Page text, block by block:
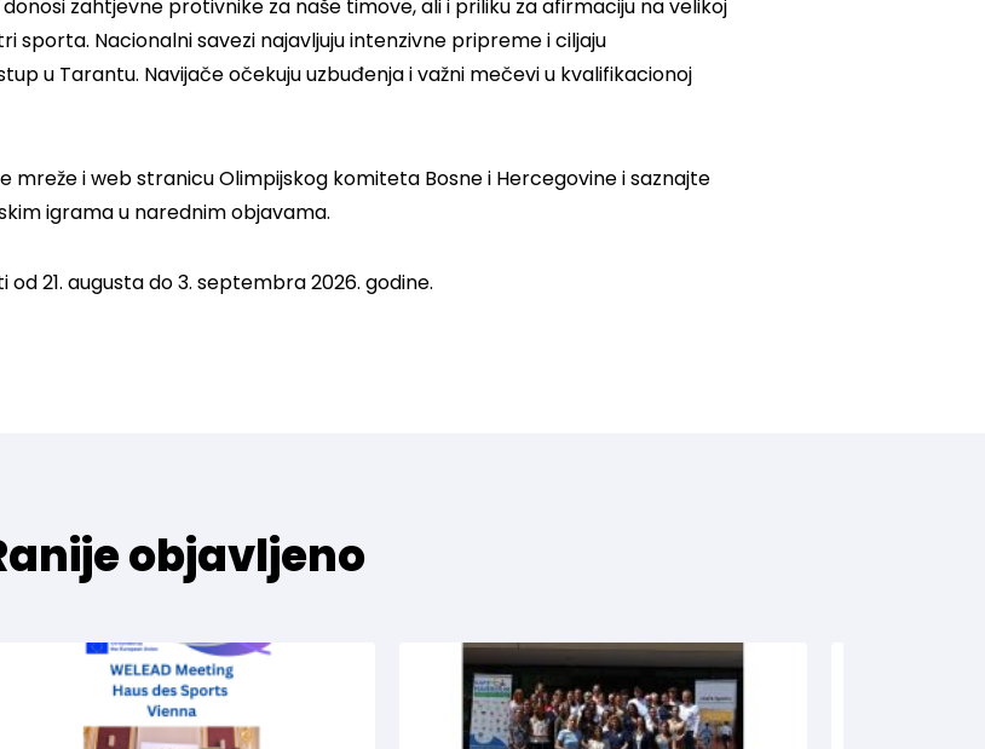
zahtjevne protivnike za naše timove, ali i priliku za afirmaciju na velikoj
sporta. Nacionalni savezi najavljuju intenzivne pripreme i ciljaju
u Tarantu. Navijače očekuju uzbuđenja i važni mečevi u kvalifikacionoj
mreže i web stranicu Olimpijskog komiteta Bosne i Hercegovine i saznajte
igrama u narednim objavama.
od 21. augusta do 3. septembra 2026. godine.
objavljeno